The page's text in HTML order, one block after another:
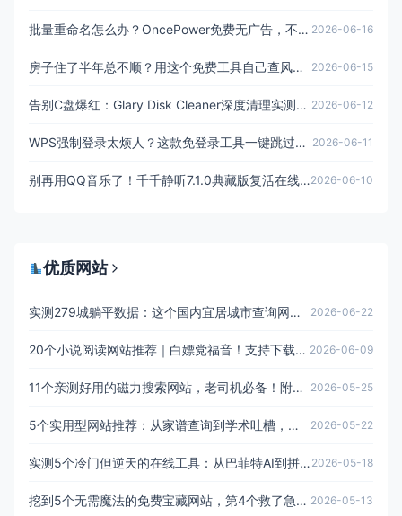
批量重命名怎么办？OncePower免费无广告，不用学正则，3秒搞定 2026-06-16
房子住了半年总不顺？用这个免费工具自己查风水，不用请师傅 2026-06-15
告别C盘爆红：Glary Disk Cleaner深度清理实测体验 2026-06-12
WPS强制登录太烦人？这款免登录工具一键跳过，告别弹窗骚扰 2026-06-11
别再用QQ音乐了！千千静听7.1.0典藏版复活在线歌词，Win11完美运行，完全免费无广告2026-06-10
优质网站
实测279城躺平数据：这个国内宜居城市查询网站，帮你算清存款能躺几年 2026-06-22
20个小说阅读网站推荐｜白嫖党福音！支持下载+在线阅读 2026-06-09
11个亲测好用的磁力搜索网站，老司机必备！附最新地址发布页，建议收藏 2026-05-25
5个实用型网站推荐：从家谱查询到学术吐槽，从求职避坑到AI提词 2026-05-22
实测5个冷门但逆天的在线工具：从巴菲特AI到拼豆神器，个个都是效率黑科技 2026-05-18
挖到5个无需魔法的免费宝藏网站，第4个救了急，最后那个让我玩到手酸 2026-05-13